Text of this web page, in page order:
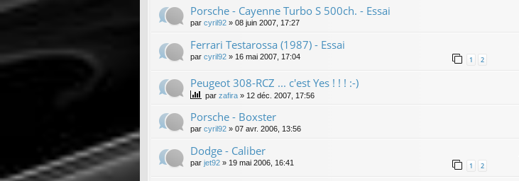
Porsche - Cayenne Turbo S 500ch. - Essai
par cyril92 » 08 juin 2007, 17:27
Ferrari Testarossa (1987) - Essai
par cyril92 » 16 mai 2007, 17:04 1 2
Peugeot 308-RCZ ... c'est Yes ! ! ! :-)
par zafira » 12 déc. 2007, 17:56
Porsche - Boxster
par cyril92 » 07 avr. 2006, 13:56
Dodge - Caliber
par jet92 » 19 mai 2006, 16:41 1 2